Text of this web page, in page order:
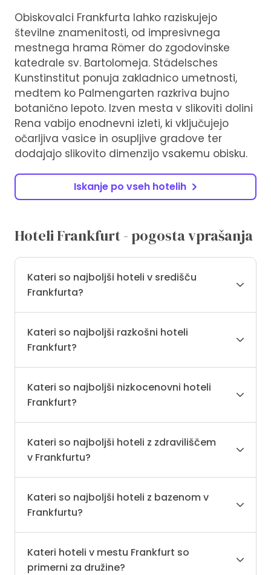
Obiskovalci Frankfurta lahko raziskujejo
številne znamenitosti, od impresivnega
mestnega hrama Römer do zgodovinske
katedrale sv. Bartolomeja. Städelsches
Kunstinstitut ponuja zakladnico umetnosti,
medtem ko Palmengarten razkriva bujno
botanično lepoto. Izven mesta v slikoviti dolini
Rena vabijo enodnevni izleti, ki vključujejo
očarljiva vasice in osupljive gradove ter
dodajajo slikovito dimenzijo vsakemu obisku.
Iskanje po vseh hotelih
Hoteli Frankfurt - pogosta vprašanja
Kateri so najboljši hoteli v središču
Frankfurta?
Kateri so najboljši razkošni hoteli
Frankfurt?
Kateri so najboljši nizkocenovni hoteli
Frankfurt?
Kateri so najboljši hoteli z zdraviliščem
v Frankfurtu?
Kateri so najboljši hoteli z bazenom v
Frankfurtu?
Kateri hoteli v mestu Frankfurt so
primerni za družine?